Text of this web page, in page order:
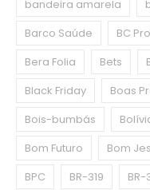
bandeira amarela
Barco Saúde
BC
Bera Folia
Bets
Black Friday
Boas
Bois-bumbás
Bom Futuro
Bom
BPC
BR-319 BR-